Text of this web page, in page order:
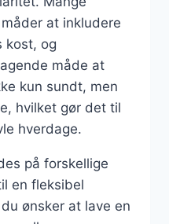
at inkludere
kost, og
måde at
kun sundt, men
hvilket gør det til
hverdage.
på forskellige
en fleksibel
ønsker at lave en